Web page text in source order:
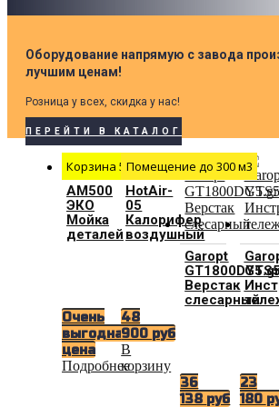
Оборудование напрямую с завода
лучшим ценам!
Розница у всех, скидка у нас!
ПЕРЕЙТИ В КАТАЛОГ
Корзина 500 мм
АМ500
ЭКО
Мойка
деталей
Очень
выгодная
цена
Подробнее
Помещение до 300 м3
HotAir-
05
Калорифер
воздушный
48
900 руб
В
корзину
Garopt
Верстак
слесарный
36
138 руб
23
180